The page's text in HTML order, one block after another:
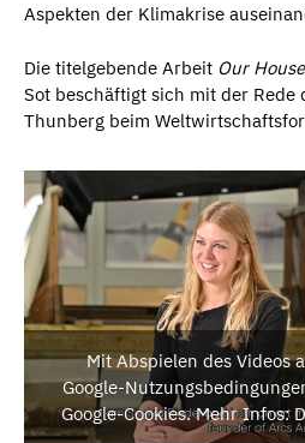
Aspekten der Klimakrise
Die titelgebende Arbeit Our
Sot beschäftigt sich mit der Rede
Thunberg beim
Mit Abspielen des Videos
Google-
Google-Cookies. Mehr Infos: